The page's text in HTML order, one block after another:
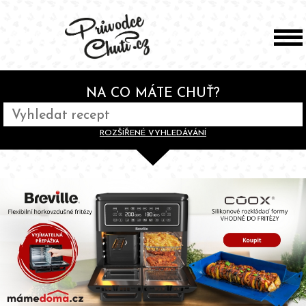
NA CO MÁTE CHUŤ?
ROZŠÍŘENÉ VYHLEDÁVÁNÍ